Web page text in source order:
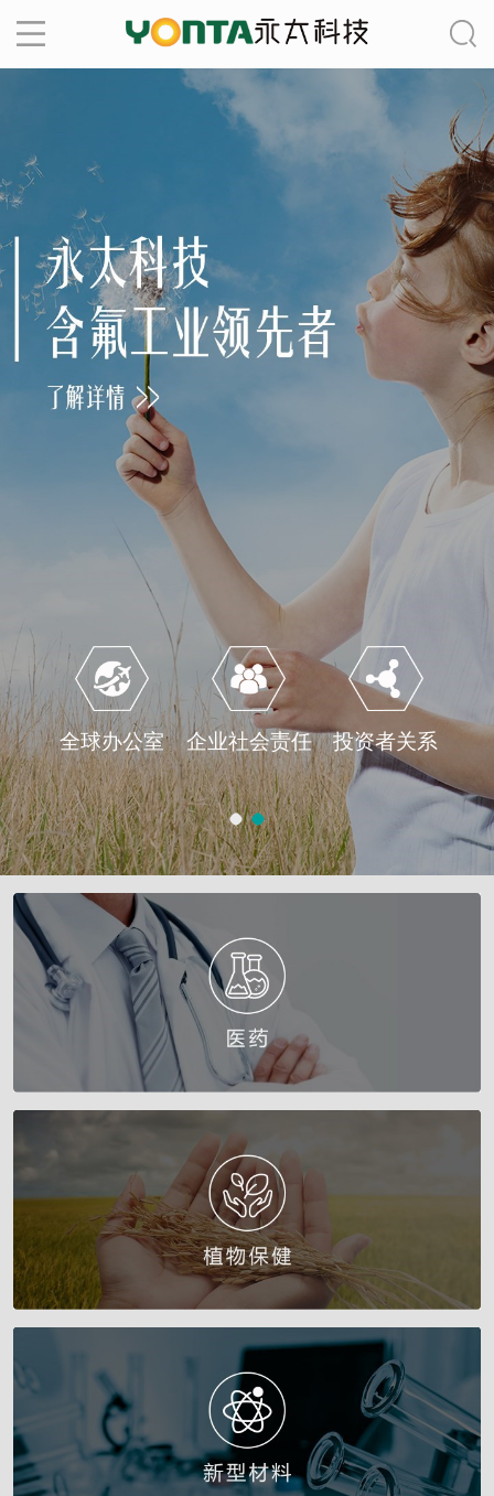
全球办公室 企业社会责任 投资者关系